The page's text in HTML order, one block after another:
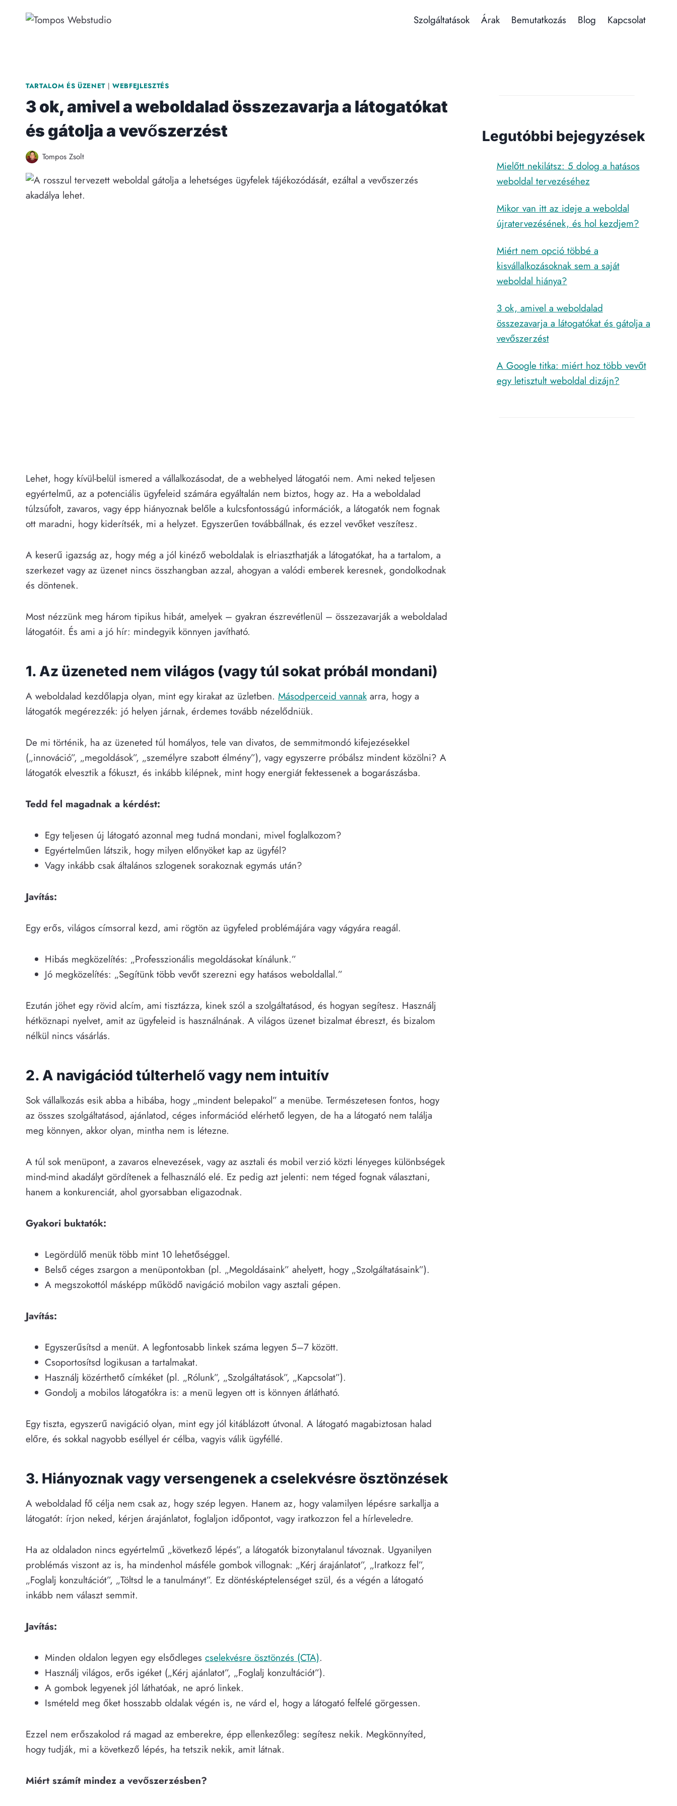
Szolgáltatások Árak Bemutatkozás Blog Kapcsolat
TARTALOM ÉS ÜZENET| WEBFEJLESZTÉS
3 ok, amivel a weboldalad összezavarja a látogatókat
és gátolja a vevőszerzést
Tompos Zsolt
Lehet, hogy kívül-belül ismered a vállalkozásodat, de a webhelyed látogatói nem. Ami neked teljesen
egyértelmű, az a potenciális ügyfeleid számára egyáltalán nem biztos, hogy az. Ha a weboldalad
túlzsúfolt, zavaros, vagy épp hiányoznak belőle a kulcsfontosságú információk, a látogatók nem fognak
ott maradni, hogy kiderítsék, mi a helyzet. Egyszerűen továbbállnak, és ezzel vevőket veszítesz.
A keserű igazság az, hogy még a jól kinéző weboldalak is elriaszthatják a látogatókat, ha a tartalom, a
szerkezet vagy az üzenet nincs összhangban azzal, ahogyan a valódi emberek keresnek, gondolkodnak
és döntenek.
Most nézzünk meg három tipikus hibát, amelyek – gyakran észrevétlenül – összezavarják a weboldalad
látogatóit. És ami a jó hír: mindegyik könnyen javítható.
1. Az üzeneted nem világos (vagy túl sokat próbál mondani)
A weboldalad kezdőlapja olyan, mint egy kirakat az üzletben. Másodperceid vannak arra, hogy a
látogatók megérezzék: jó helyen járnak, érdemes tovább nézelődniük.
De mi történik, ha az üzeneted túl homályos, tele van divatos, de semmitmondó kifejezésekkel
(„innováció”, „megoldások”, „személyre szabott élmény”), vagy egyszerre próbálsz mindent közölni? A
látogatók elvesztik a fókuszt, és inkább kilépnek, mint hogy energiát fektessenek a bogarászásba.
Tedd fel magadnak a kérdést:
Egy teljesen új látogató azonnal meg tudná mondani, mivel foglalkozom?
Egyértelműen látszik, hogy milyen előnyöket kap az ügyfél?
Vagy inkább csak általános szlogenek sorakoznak egymás után?
Javítás:
Egy erős, világos címsorral kezd, ami rögtön az ügyfeled problémájára vagy vágyára reagál.
Hibás megközelítés: „Professzionális megoldásokat kínálunk.”
Jó megközelítés: „Segítünk több vevőt szerezni egy hatásos weboldallal.”
Ezután jöhet egy rövid alcím, ami tisztázza, kinek szól a szolgáltatásod, és hogyan segítesz. Használj
hétköznapi nyelvet, amit az ügyfeleid is használnának. A világos üzenet bizalmat ébreszt, és bizalom
nélkül nincs vásárlás.
2. A navigációd túlterhelő vagy nem intuitív
Sok vállalkozás esik abba a hibába, hogy „mindent belepakol” a menübe. Természetesen fontos, hogy
az összes szolgáltatásod, ajánlatod, céges információd elérhető legyen, de ha a látogató nem találja
meg könnyen, akkor olyan, mintha nem is létezne.
A túl sok menüpont, a zavaros elnevezések, vagy az asztali és mobil verzió közti lényeges különbségek
mind-mind akadályt gördítenek a felhasználó elé. Ez pedig azt jelenti: nem téged fognak választani,
hanem a konkurenciát, ahol gyorsabban eligazodnak.
Gyakori buktatók:
Legördülő menük több mint 10 lehetőséggel.
Belső céges zsargon a menüpontokban (pl. „Megoldásaink” ahelyett, hogy „Szolgáltatásaink”).
A megszokottól másképp működő navigáció mobilon vagy asztali gépen.
Javítás:
Egyszerűsítsd a menüt. A legfontosabb linkek száma legyen 5–7 között.
Csoportosítsd logikusan a tartalmakat.
Használj közérthető címkéket (pl. „Rólunk”, „Szolgáltatások”, „Kapcsolat”).
Gondolj a mobilos látogatókra is: a menü legyen ott is könnyen átlátható.
Egy tiszta, egyszerű navigáció olyan, mint egy jól kitáblázott útvonal. A látogató magabiztosan halad
előre, és sokkal nagyobb eséllyel ér célba, vagyis válik ügyféllé.
3. Hiányoznak vagy versengenek a cselekvésre ösztönzések
A weboldalad fő célja nem csak az, hogy szép legyen. Hanem az, hogy valamilyen lépésre sarkallja a
látogatót: írjon neked, kérjen árajánlatot, foglaljon időpontot, vagy iratkozzon fel a hírleveledre.
Ha az oldaladon nincs egyértelmű „következő lépés”, a látogatók bizonytalanul távoznak. Ugyanilyen
problémás viszont az is, ha mindenhol másféle gombok villognak: „Kérj árajánlatot”, „Iratkozz fel”,
„Foglalj konzultációt”, „Töltsd le a tanulmányt”. Ez döntésképtelenséget szül, és a végén a látogató
inkább nem választ semmit.
Javítás:
Minden oldalon legyen egy elsődleges cselekvésre ösztönzés (CTA).
Használj világos, erős igéket („Kérj ajánlatot”, „Foglalj konzultációt”).
A gombok legyenek jól láthatóak, ne apró linkek.
Ismételd meg őket hosszabb oldalak végén is, ne várd el, hogy a látogató felfelé görgessen.
Ezzel nem erőszakolod rá magad az emberekre, épp ellenkezőleg: segítesz nekik. Megkönnyíted,
hogy tudják, mi a következő lépés, ha tetszik nekik, amit látnak.
Miért számít mindez a vevőszerzésben?
Legutóbbi bejegyzések
Mielőtt nekilátsz: 5 dolog a hatásos
weboldal tervezéséhez
Mikor van itt az ideje a weboldal
újratervezésének, és hol kezdjem?
Miért nem opció többé a
kisvállalkozásoknak sem a saját
weboldal hiánya?
3 ok, amivel a weboldalad
összezavarja a látogatókat és gátolja a
vevőszerzést
A Google titka: miért hoz több vevőt
egy letisztult weboldal dizájn?